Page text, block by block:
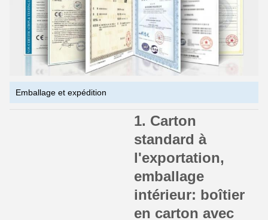
Emballage et expédition
1. Carton
standard à
l'exportation,
emballage
intérieur: boîtier
en carton avec